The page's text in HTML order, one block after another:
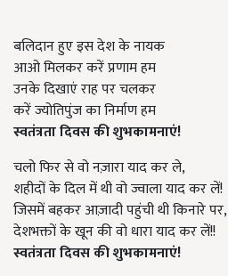
बलिदान हुए इस देश के नायक
आओ मिलकर करें प्रणाम हम
उनके दिखाएं राह पर चलकर
करें ज्योतिपुंज का निर्माण हम
स्वतंत्रता दिवस की शुभकामनाएं!
चलो फिर से वो नज़ारा याद कर ले,
शहीदों के दिल में थी वो ज्वाला याद कर लें!
जिसमें बहकर आज़ादी पहुंची थी किनारे पर,
देशभक्तों के खून की वो धारा याद कर लें!!
स्वतंत्रता दिवस की शुभकामनाएं!